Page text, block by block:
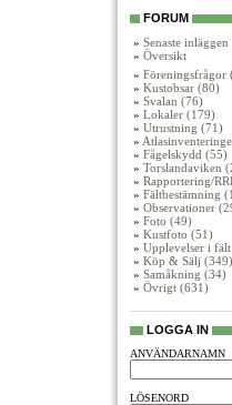
FORUM
» Senaste inläggen
» Översikt
» Föreningsfrågor
» Kustobsar (80)
» Svalan (76)
» Lokaler (179)
» Utrustning (71)
»
» Fågelskydd (55)
» Torslandaviken
» Rapportering/
» Fältbestämning
» Observationer
» Foto (49)
» Kustfoto (51)
» Upplevelser i
» Köp & Sälj (349)
» Samåkning (34)
» Övrigt (631)
LOGGA IN
ANVÄNDARNAMN
LÖSENORD